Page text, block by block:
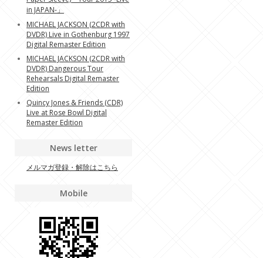
in JAPAN-」
MICHAEL JACKSON (2CDR with
DVDR) Live in Gothenburg 1997
Digital Remaster Edition
MICHAEL JACKSON (2CDR with
DVDR) Dangerous Tour
Rehearsals Digital Remaster
Edition
Quincy Jones & Friends (CDR)
Live at Rose Bowl Digital
Remaster Edition
News letter
メルマガ登録・解除はこちら
Mobile